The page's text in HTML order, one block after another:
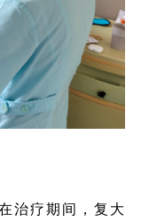
治疗期间，复大